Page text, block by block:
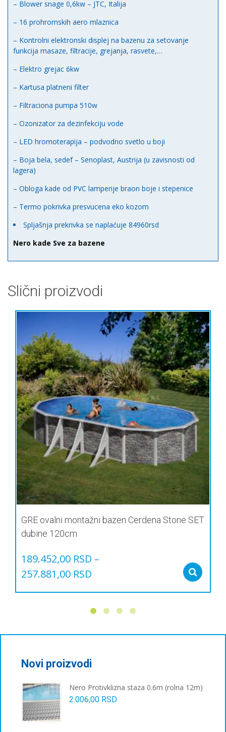
– Blower snage 0,6kw – JTC, Italija
– 16 prohromskih aero mlaznica
– Kontrolni elektronski displej na bazenu za setovanje
funkcija masaze, filtracije, grejanja, rasvete,…
– Elektro grejac 6kw
– Kartusa platneni filter
– Filtraciona pumpa 510w
– Ozonizator za dezinfekciju vode
– LED hromoterapija – podvodno svetlo u boji
– Boja bela, sedef – Senoplast, Austrija (u zavisnosti od
lagera)
– Obloga kade od PVC lamperije braon boje i stepenice
– Termo pokrivka presvucena eko kozom
Spljašnja prekrivka se naplaćuje 84960rsd
Nero kade Sve za bazene
Slični proizvodi
GRE ovalni montažni bazen Cerdena Stone SET
dubine 120cm
189.452,00 RSD –
257.881,00 RSD
бити
изабране
на
страници
производа.
Novi proizvodi
Nero Protivklizna staza 0.6m (rolna 12m)
2.006,00 RSD